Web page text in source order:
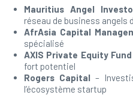
Mauritius Angel
réseau de business angels
AfrAsia Capital
spécialisé
AXIS Private Equity Fund
fort potentiel
Rogers Capital –
l’écosystème startup